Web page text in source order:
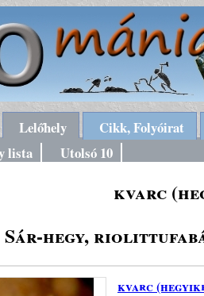
Lelőhely
Cikk, Folyóirat
lista Utolsó 10
kvarc
Sár-hegy,
kvarc